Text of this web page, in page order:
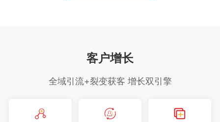
客户增长
全域引流+裂变获客 增长双引擎